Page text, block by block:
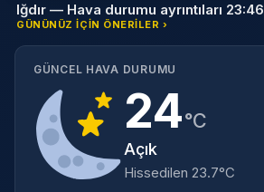
Iğdır — Hava durumu ayrıntıları 23:46
GÜNÜNÜZ IÇIN ÖNERILER ›
GÜNCEL HAVA DURUMU
24°C
Açık
Hissedilen 23.7°C